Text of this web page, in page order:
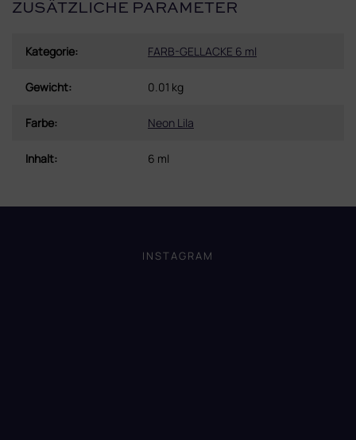
ZUSÄTZLICHE PARAMETER
Kategorie: FARB-GELLACKE 6 ml
Gewicht: 0.01 kg
Farbe: Neon Lila
Inhalt: 6 ml
INSTAGRAM